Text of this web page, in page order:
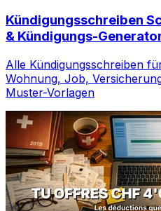
Kündigungsschreiben
& Kündigungs-
Alle Kündigungsschreiben
Wohnung, Job,
Muster-Vorlagen